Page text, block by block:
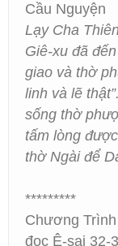
Cầu Nguyện
Lạy Cha
Giê-xu đã
giao và thờ
linh và lẽ
sống thờ
tấm lòng
thờ Ngài để
*********
Chương
đọc Ê-sai 32-